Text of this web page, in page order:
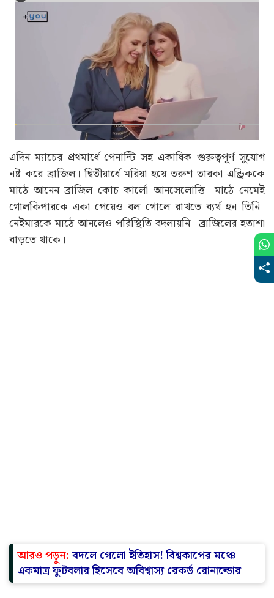
এদিন ম্যাচের প্রথমার্ধে পেনাল্টি সহ একাধিক গুরুত্বপূর্ণ সুযোগ
নষ্ট করে ব্রাজিল। দ্বিতীয়ার্ধে মরিয়া হয়ে তরুণ তারকা এন্ড্রিককে
মাঠে আনেন ব্রাজিল কোচ কার্লো আনসেলোত্তি। মাঠে নেমেই
গোলকিপারকে একা পেয়েও বল গোলে রাখতে ব্যর্থ হন তিনি।
নেইমারকে মাঠে আনলেও পরিস্থিতি বদলায়নি। ব্রাজিলের হতাশা
বাড়তে থাকে।
আরও পড়ুন:বদলে গেলো ইতিহাস! বিশ্বকাপের মঞ্চে
একমাত্র ফুটবলার হিসেবে অবিশ্বাস্য রেকর্ড রোনাল্ডোর